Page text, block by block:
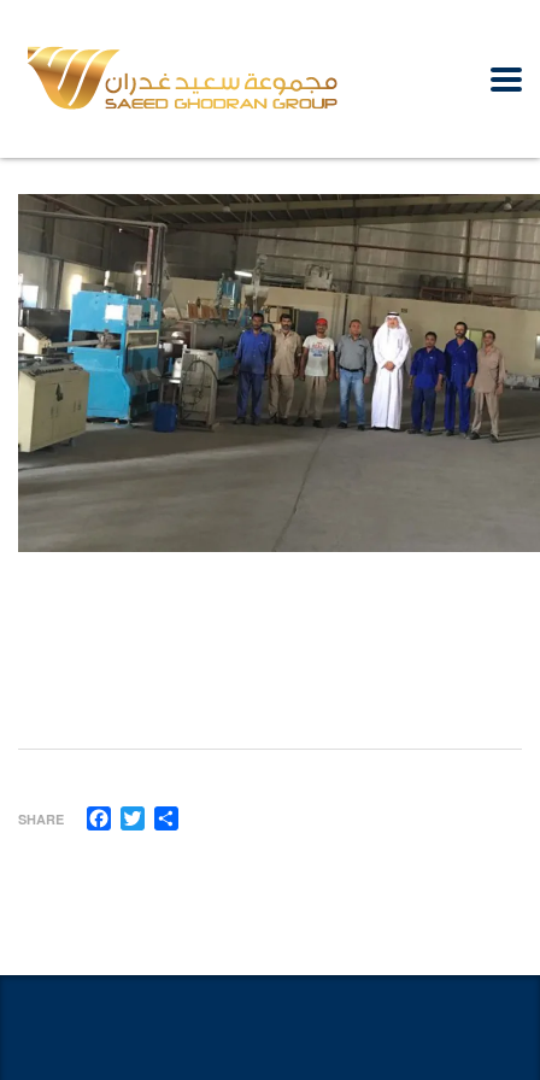
SHARE Facebook
Twitter